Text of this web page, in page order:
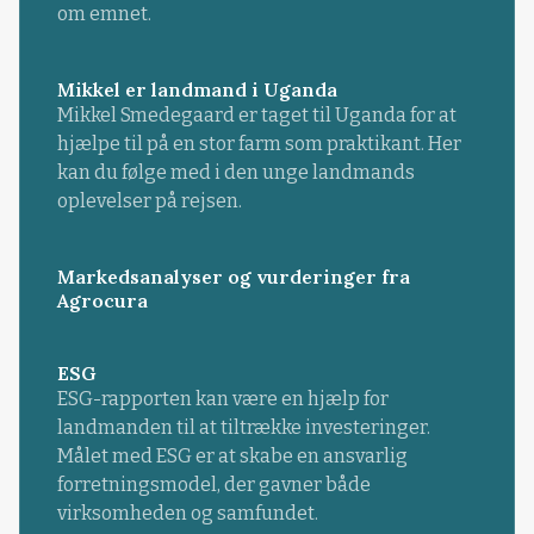
om emnet.
Mikkel er landmand i Uganda
Mikkel Smedegaard er taget til Uganda for at
hjælpe til på en stor farm som praktikant. Her
kan du følge med i den unge landmands
oplevelser på rejsen.
Markedsanalyser og vurderinger fra
Agrocura
ESG
ESG-rapporten kan være en hjælp for
landmanden til at tiltrække investeringer.
Målet med ESG er at skabe en ansvarlig
forretningsmodel, der gavner både
virksomheden og samfundet.